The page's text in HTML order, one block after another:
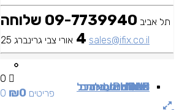
תל אביב
09-7739940 שלוחה
4 אורי צבי גרינברג 25 sales@ifix.co.il
0
0 פריטים
₪0 IPHONE
IPAD
MAC
אביזרים
מכשירי סלולרכלשירותי מעבדה
כבלים ומתאמים